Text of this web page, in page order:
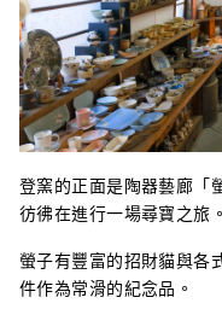
登窯的正面是陶器藝廊「
彷彿在進行一場尋寶之旅。
螢子有豐富的招財貓與各
件作為常滑的紀念品。